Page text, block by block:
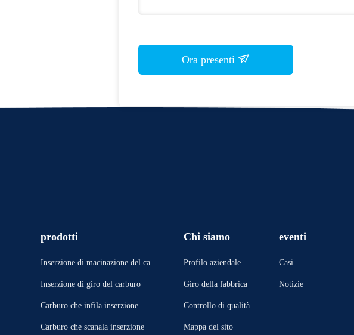
Ora presenti
prodotti
Inserzione di macinazione del carb
Inserzione di giro del carburo
Carburo che infila inserzione
Carburo che scanala inserzione
Chi siamo
Profilo aziendale
Giro della fabbrica
Controllo di qualità
Mappa del sito
eventi
Casi
Notizie